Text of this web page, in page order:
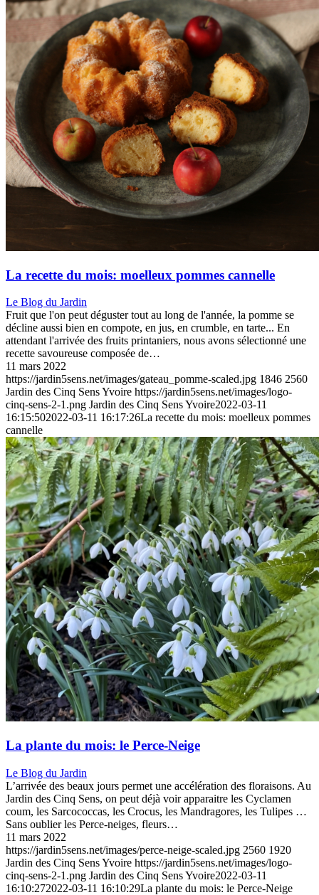
La recette du mois: moelleux pommes cannelle
Le Blog du Jardin
Fruit que l'on peut déguster tout au long de l'année, la pomme se
décline aussi bien en compote, en jus, en crumble, en tarte... En
attendant l'arrivée des fruits printaniers, nous avons sélectionné une
recette savoureuse composée de…
11 mars 2022
https://jardin5sens.net/images/gateau_pomme-scaled.jpg 1846 2560
Jardin des Cinq Sens Yvoire https://jardin5sens.net/images/logo-
cinq-sens-2-1.png Jardin des Cinq Sens Yvoire2022-03-11
16:15:502022-03-11 16:17:26La recette du mois: moelleux pommes
cannelle
La plante du mois: le Perce-Neige
Le Blog du Jardin
L’arrivée des beaux jours permet une accélération des floraisons. Au
Jardin des Cinq Sens, on peut déjà voir apparaitre les Cyclamen
coum, les Sarcococcas, les Crocus, les Mandragores, les Tulipes …
Sans oublier les Perce-neiges, fleurs…
11 mars 2022
https://jardin5sens.net/images/perce-neige-scaled.jpg 2560 1920
Jardin des Cinq Sens Yvoire https://jardin5sens.net/images/logo-
cinq-sens-2-1.png Jardin des Cinq Sens Yvoire2022-03-11
16:10:272022-03-11 16:10:29La plante du mois: le Perce-Neige